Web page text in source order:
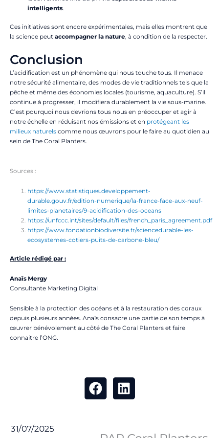
intelligents.
Ces initiatives sont encore expérimentales, mais elles montrent que
la science peut accompagner la nature, à condition de la respecter.
Conclusion
L’acidification est un phénomène qui nous touche tous. Il menace
notre sécurité alimentaire, des modes de vie traditionnels tels que la
pêche et même des économies locales (tourisme, aquaculture). S’il
continue à progresser, il modifiera durablement la vie sous-marine.
C’est pourquoi nous devrions tous nous en préoccuper et agir à
notre échelle en réduisant nos émissions et en protégeant les
milieux naturels comme nous œuvrons pour le faire au quotidien au
sein de The Coral Planters.
Sources :
https://www.statistiques.developpement-
durable.gouv.fr/edition-numerique/la-france-face-aux-neuf-
limites-planetaires/9-acidification-des-oceans
https://unfccc.int/sites/default/files/french_paris_agreement.pdf
https://www.fondationbiodiversite.fr/sciencedurable-les-
ecosystemes-cotiers-puits-de-carbone-bleu/
Article rédigé par :
Anaïs Mergy
Consultante Marketing Digital
Sensible à la protection des océans et à la restauration des coraux
depuis plusieurs années. Anaïs consacre une partie de son temps à
œuvrer bénévolement au côté de The Coral Planters et faire
connaitre l’ONG.
31/07/2025